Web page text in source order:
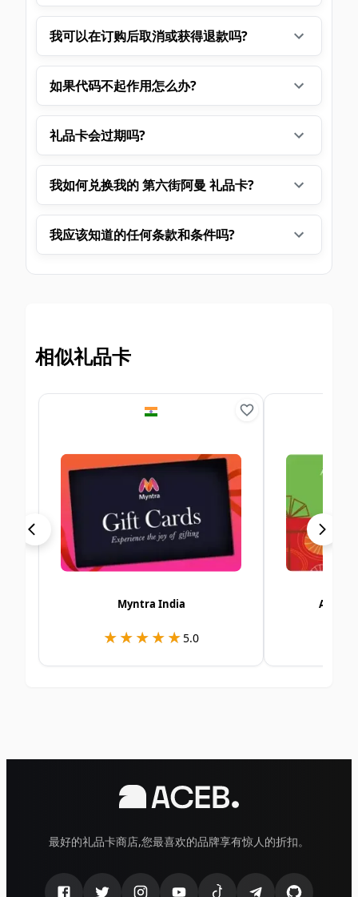
我可以在订购后取消或获得退款吗?
如果代码不起作用怎么办?
礼品卡会过期吗?
我如何兑换我的 第六街阿曼 礼品卡?
我应该知道的任何条款和条件吗?
相似礼品卡
Myntra India
★★★★★
★★★★★5.0
最好的礼品卡商店,您最喜欢的品牌享有惊人的折扣。